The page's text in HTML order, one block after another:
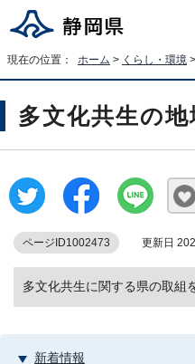
現在の位置： ホーム > くらし・環境 >
多文化共生の地
ページID1002473 更新日
多文化共生に関する県の取組
新着情報